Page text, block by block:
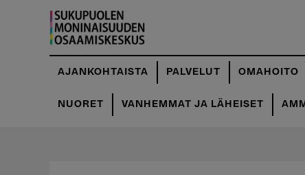
pääsisältöön
AJANKOHTAISTA PALVELUT OMAHOITO
NUORET VANHEMMAT JA LÄHEISET